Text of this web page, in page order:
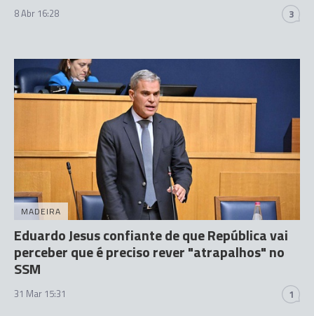
8 Abr 16:28 3
MADEIRA
Eduardo Jesus confiante de que República vai
perceber que é preciso rever "atrapalhos" no
SSM
31 Mar 15:31 1